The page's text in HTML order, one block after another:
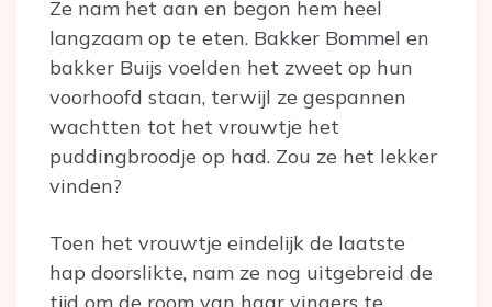
Ze nam het aan en begon hem heel
langzaam op te eten. Bakker Bommel en
bakker Buijs voelden het zweet op hun
voorhoofd staan, terwijl ze gespannen
wachtten tot het vrouwtje het
puddingbroodje op had. Zou ze het lekker
vinden?
Toen het vrouwtje eindelijk de laatste
hap doorslikte, nam ze nog uitgebreid de